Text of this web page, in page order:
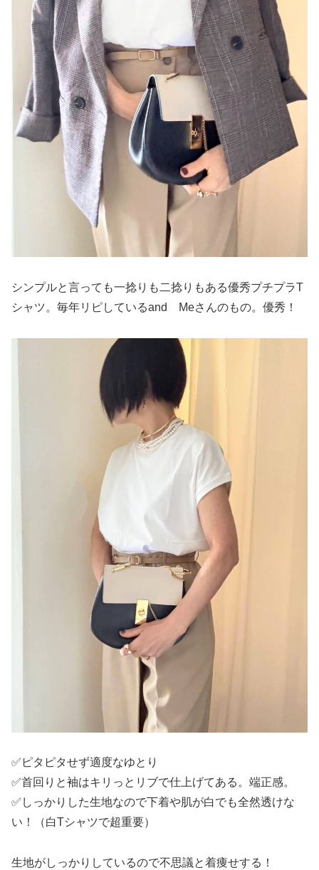
シンプルと言っても一捻りも二捻りもある優秀プチプラT
シャツ。毎年リピしているand Meさんのもの。優秀！
✅ピタピタせず適度なゆとり
✅首回りと袖はキリっとリブで仕上げてある。端正感。
✅しっかりした生地なので下着や肌が白でも全然透けな
い！（白Tシャツで超重要）
生地がしっかりしているので不思議と着痩せする！